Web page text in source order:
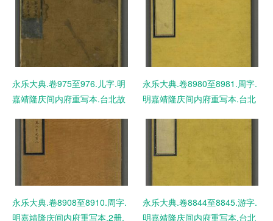
永乐大典.卷975至976.儿字.明
嘉靖隆庆间内府重写本.台北故
永乐大典.卷8980至8981.周字.
明嘉靖隆庆间内府重写本.台北
永乐大典.卷8908至8910.周字.
明嘉靖隆庆间内府重写本.2册.
永乐大典.卷8844至8845.游字.
明嘉靖隆庆间内府重写本.台北